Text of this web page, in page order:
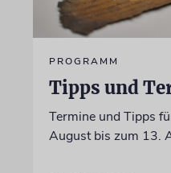
PROGRAMM
Tipps und
Termine und Tipps
August bis zum 13.